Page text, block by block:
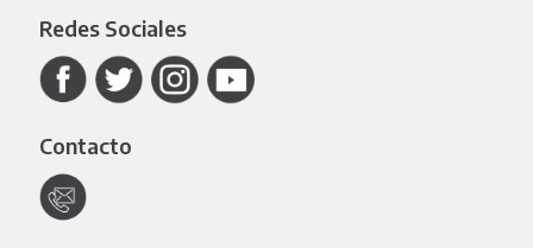
Redes Sociales
Contacto